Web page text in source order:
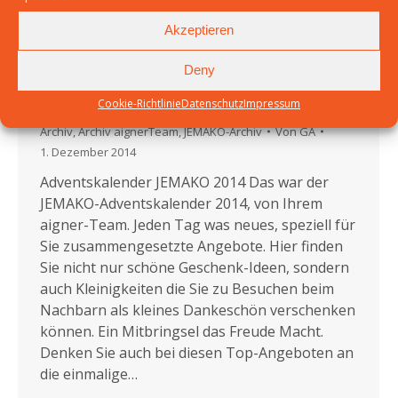
Akzeptieren
Deny
Cookie-RichtlinieDatenschutzImpressum
JEMAKO Adventskalender für 2014
Archiv,Archiv aignerTeam,JEMAKO-Archiv VonGA
1. Dezember 2014
Adventskalender JEMAKO 2014 Das war der
JEMAKO-Adventskalender 2014, von Ihrem
aigner-Team. Jeden Tag was neues, speziell für
Sie zusammengesetzte Angebote. Hier finden
Sie nicht nur schöne Geschenk-Ideen, sondern
auch Kleinigkeiten die Sie zu Besuchen beim
Nachbarn als kleines Dankeschön verschenken
können. Ein Mitbringsel das Freude Macht.
Denken Sie auch bei diesen Top-Angeboten an
die einmalige…